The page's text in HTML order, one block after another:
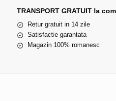
TRANSPORT GRATUIT la
Retur gratuit in 14 zile
Satisfactie garantata
Magazin 100% romanesc